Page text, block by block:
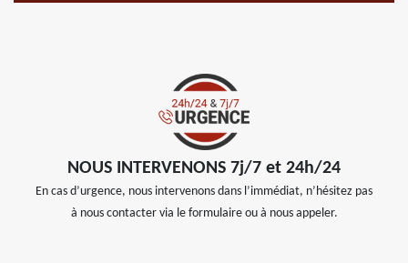
NOUS INTERVENONS 7j/7 et 24h/24
En cas d’urgence, nous intervenons dans l’immédiat, n’hésitez pas
à nous contacter via le formulaire ou à nous appeler.